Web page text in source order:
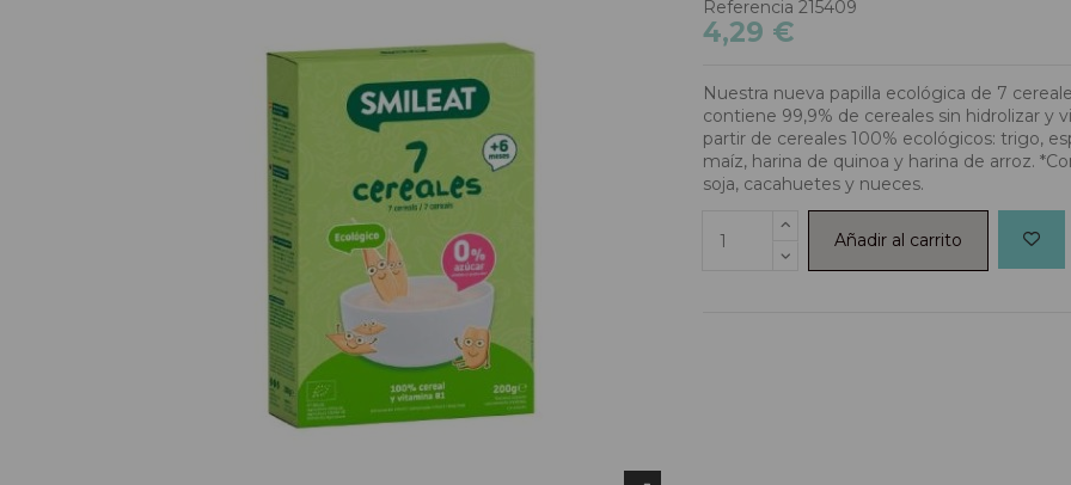
Referencia 215409
4,29 €
Nuestra nueva papilla ecológica de 7
contiene 99,9% de cereales sin hidrolizar y
partir de cereales 100% ecológicos: trigo,
maíz, harina de quinoa y harina de arroz.
soja, cacahuetes y nueces.
Añadir al carrito